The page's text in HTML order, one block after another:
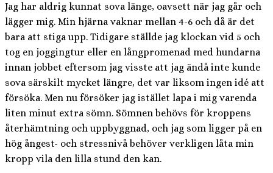
Jag har aldrig kunnat sova länge, oavsett när jag går och
lägger mig. Min hjärna vaknar mellan 4-6 och då är det
bara att stiga upp. Tidigare ställde jag klockan vid 5 och
tog en joggingtur eller en långpromenad med hundarna
innan jobbet eftersom jag visste att jag ändå inte kunde
sova särskilt mycket längre, det var liksom ingen idé att
försöka. Men nu försöker jag istället lapa i mig varenda
liten minut extra sömn. Sömnen behövs för kroppens
återhämtning och uppbyggnad, och jag som ligger på en
hög ångest- och stressnivå behöver verkligen låta min
kropp vila den lilla stund den kan.